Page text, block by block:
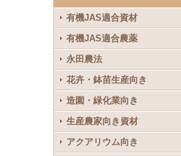
有機JAS適合資材
有機JAS適合農薬
永田農法
花卉・鉢苗生産向き
造園・緑化業向き
生産農家向き資材
アクアリウム向き